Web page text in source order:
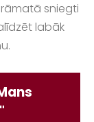
sniegti
labāk